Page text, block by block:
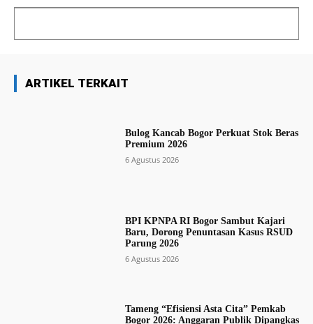
ARTIKEL TERKAIT
Bulog Kancab Bogor Perkuat Stok Beras
Premium 2026
6 Agustus 2026
BPI KPNPA RI Bogor Sambut Kajari
Baru, Dorong Penuntasan Kasus RSUD
Parung 2026
6 Agustus 2026
Tameng “Efisiensi Asta Cita” Pemkab
Bogor 2026: Anggaran Publik Dipangkas